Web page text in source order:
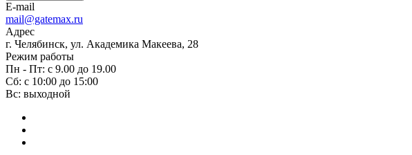
E-mail
mail@gatemax.ru
Адрес
г. Челябинск, ул. Академика Макеева, 28
Режим работы
Пн - Пт: с 9.00 до 19.00
Сб: с 10:00 до 15:00
Вс: выходной